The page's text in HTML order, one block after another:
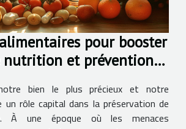
pour booster
et prévention
bien le plus précieux et notre
un rôle capital dans la préservation de
À une époque où les menaces